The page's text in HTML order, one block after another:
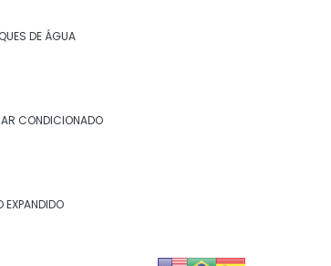
DE ÁGUA
CONDICIONADO
EXPANDIDO